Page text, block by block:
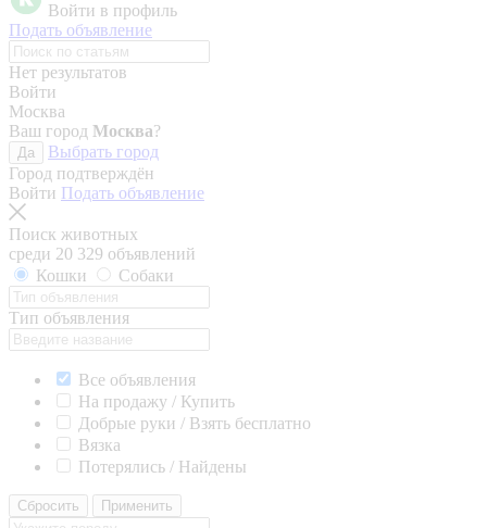
Войти в профиль
Подать объявление
Нет результатов
Войти
Москва
Ваш город Москва?
Да
Выбрать город
Город подтверждён
Войти Подать объявление
Поиск животных
среди 20 329 объявлений
Кошки
Собаки
Тип объявления
Все объявления
На продажу / Купить
Добрые руки / Взять бесплатно
Вязка
Потерялись / Найдены
Сбросить Применить